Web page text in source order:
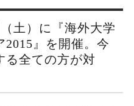
代表メ
“展”職
“展”職
転職活
MBAキ
主な10
キーワ
英文レ
土）に『海外大学
2015』を開催。今
る全ての方が対